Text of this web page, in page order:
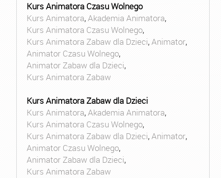
Kurs Animatora Czasu Wolnego
Kurs Animatora,Akademia Animatora,
Kurs Animatora Czasu Wolnego,
Kurs Animatora Zabaw dla Dzieci,Animator,
Animator Czasu Wolnego,
Animator Zabaw dla Dzieci,
Kurs Animatora Zabaw
Kurs Animatora Zabaw dla Dzieci
Kurs Animatora,Akademia Animatora,
Kurs Animatora Czasu Wolnego,
Kurs Animatora Zabaw dla Dzieci,Animator,
Animator Czasu Wolnego,
Animator Zabaw dla Dzieci,
Kurs Animatora Zabaw